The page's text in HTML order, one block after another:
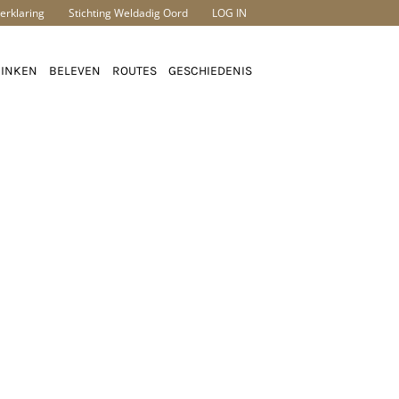
Stichting Weldadig Oord LOG IN
BELEVEN ROUTES GESCHIEDENIS